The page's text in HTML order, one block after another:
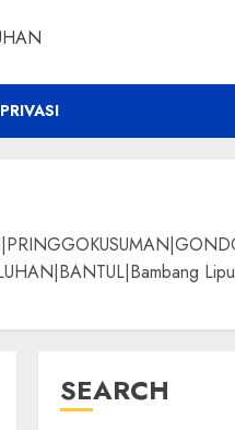
SEARCH